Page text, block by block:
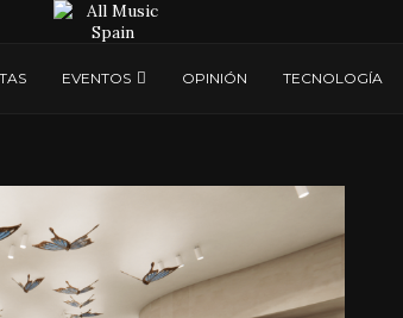
EVENTOS OPINIÓN TECNOLOGÍA